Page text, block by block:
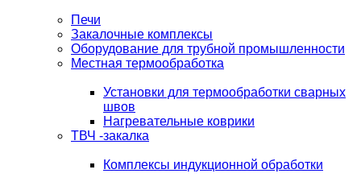
Печи
Закалочные комплексы
Оборудование для трубной промышленности
Местная термообработка
Установки для термообработки сварных
швов
Нагревательные коврики
ТВЧ -закалка
Комплексы индукционной обработки